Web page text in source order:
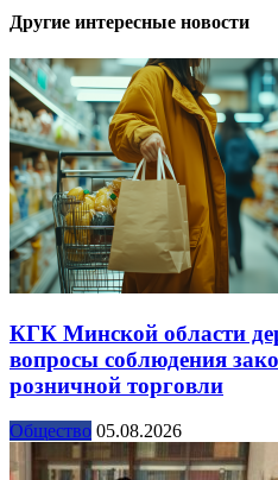
Другие интересные новости
КГК Минской области
вопросы соблюдения
розничной торговли
Общество 05.08.2026